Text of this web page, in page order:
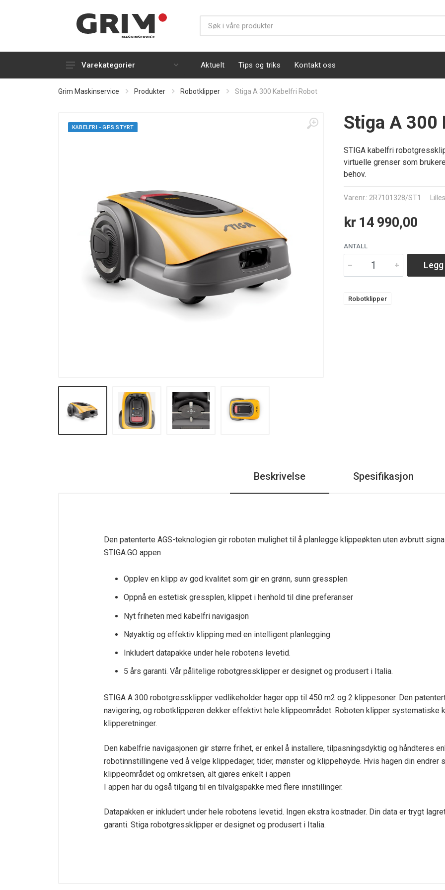
Gress- og plenbearbeiding
Håndholdt
Kapp og kløyving
Tilhengere og transport
Verneutstyr og fritid
Andre varegrupper
Varekategorier Aktuelt Tips og triks Kontakt oss
Grim Maskinservice Produkter Robotklipper Stiga A 300 Kabelfri Robot
KABELFRI - GPS STYRT KABELFRI - GPS STYRT
Stiga A 300
STIGA kabelfri
virtuelle grenser som
behov.
Varenr.: 2R7101328/ST1
kr 14 990,00
ANTALL
Robotklipper
Beskrivelse Spesifikasjon
Den patenterte AGS-teknologien gir roboten mulighet til å planlegge klippeøkten uten avbrutt
STIGA.GO appen
Opplev en klipp av god kvalitet som gir en grønn, sunn gressplen
Oppnå en estetisk gressplen, klippet i henhold til dine preferanser
Nyt friheten med kabelfri navigasjon
Nøyaktig og effektiv klipping med en intelligent planlegging
Inkludert datapakke under hele robotens levetid.
5 års garanti. Vår pålitelige robotgressklipper er designet og produsert i Italia.
STIGA A 300 robotgressklipper vedlikeholder hager opp til 450 m2 og 2 klippesoner. Den
navigering, og robotklipperen dekker effektivt hele klippeområdet. Roboten klipper systematiske
klipperetninger.
Den kabelfrie navigasjonen gir større frihet, er enkel å installere, tilpasningsdyktig og håndteres
robotinnstillingene ved å velge klippedager, tider, mønster og klippehøyde. Hvis hagen din endrer
klippeområdet og omkretsen, alt gjøres enkelt i appen
I appen har du også tilgang til en tilvalgspakke med flere innstillinger.
Datapakken er inkludert under hele robotens levetid. Ingen ekstra kostnader. Din data er trygt
garanti. Stiga robotgressklipper er designet og produsert i Italia.